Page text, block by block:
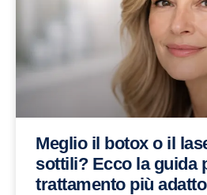
Meglio il botox o il
sottili? Ecco la guida
trattamento più adatto